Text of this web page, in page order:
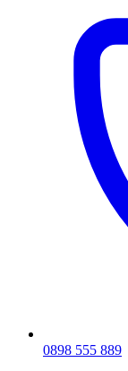
0898 555 889